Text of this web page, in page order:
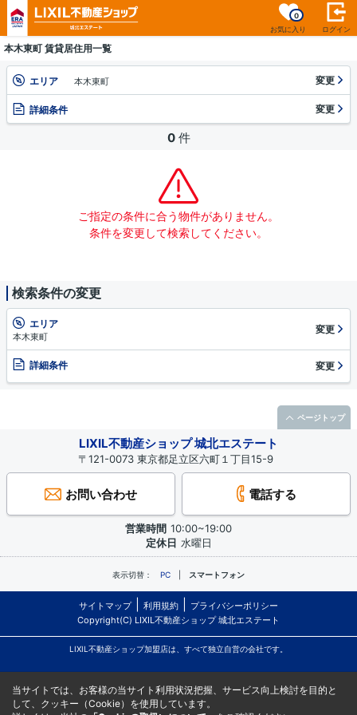
お気に入り
0
ログイン
本木東町 賃貸居住用一覧
エリア 本木東町 変更
詳細条件 変更
0 件
ご指定の条件に合う物件がありません。
条件を変更して検索してください。
検索条件の変更
エリア
本木東町
変更
詳細条件 変更
LIXIL不動産ショップ 城北エステート
〒121-0073 東京都足立区六町１丁目15-9
お問い合わせ 電話する
営業時間 10:00~19:00
定休日 水曜日
表示切替： PC スマートフォン
サイトマップ 利用規約
プライバシーポリシー
Copyright(C) LIXIL不動産ショップ 城北エステート
LIXIL不動産ショップ加盟店は、すべて独立自営の会社です。
ページトップ
当サイトでは、お客様の当サイト利用状況把握、サービス向上検討を目的と
して、クッキー（Cookie）を使用しています。